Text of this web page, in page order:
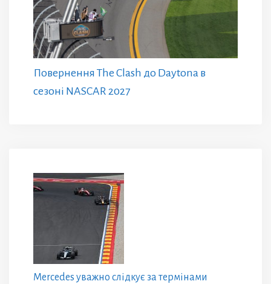
Повернення The Clash до Daytona в
сезоні NASCAR 2027
Mercedes уважно слідкує за термінами